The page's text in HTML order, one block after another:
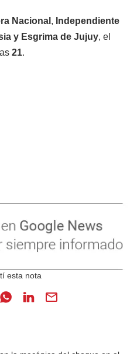
Nacional , Independiente
y Esgrima de Jujuy, el
21.